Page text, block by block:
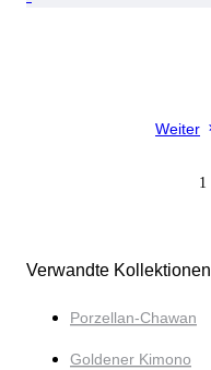
Weiter
1
Verwandte Kollektionen
Porzellan-Chawan
Goldener Kimono